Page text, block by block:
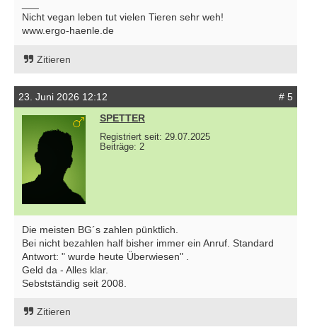
Nicht vegan leben tut vielen Tieren sehr weh!
www.ergo-haenle.de
Zitieren
23. Juni 2026 12:12
# 5
SPETTER
Registriert seit: 29.07.2025
Beiträge: 2
Die meisten BG´s zahlen pünktlich.
Bei nicht bezahlen half bisher immer ein Anruf. Standard
Antwort: " wurde heute Überwiesen" .
Geld da - Alles klar.
Sebstständig seit 2008.
Zitieren